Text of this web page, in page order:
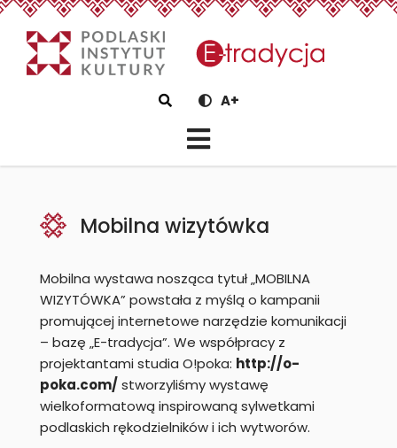
eTradycjaMobilna
Szukaj A+
Mobilna wizytówka
Mobilna wystawa nosząca tytuł „MOBILNA
WIZYTÓWKA” powstała z myślą o kampanii
promującej internetowe narzędzie komunikacji
– bazę „E-tradycja”. We współpracy z
projektantami studia O!poka: http://o-
poka.com/ stworzyliśmy wystawę
wielkoformatową inspirowaną sylwetkami
podlaskich rękodzielników i ich wytworów.